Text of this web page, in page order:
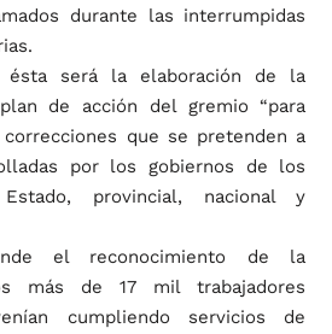
durante las interrumpidas
ésta será la elaboración de la
de acción del gremio “para
que se pretenden a
por los gobiernos de los
provincial, nacional y
el reconocimiento de la
más de 17 mil trabajadores
cumpliendo servicios de